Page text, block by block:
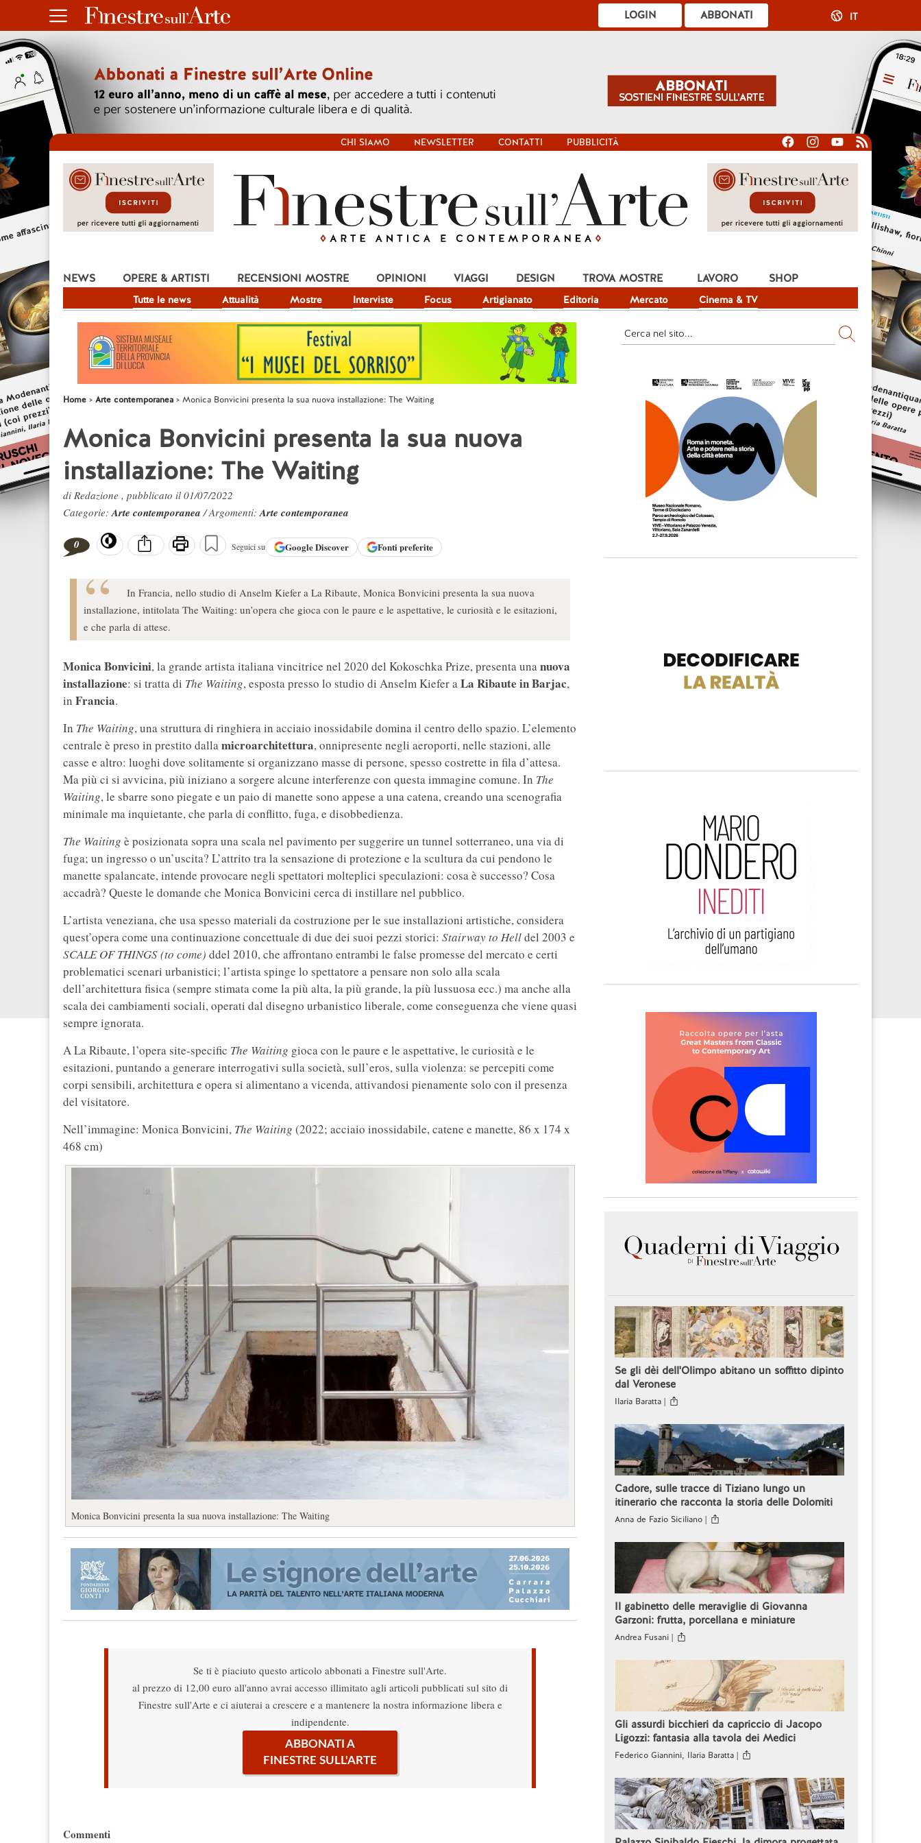
ABBONATI
LOGIN IT
CHI SIAMO NEWSLETTER CONTATTI PUBBLICITÀ
NEWS
Tutte le news Attualità Mostre Interviste Focus Artigianato Editoria Mercato Cinema & TV
OPERE & ARTISTI RECENSIONI MOSTRE OPINIONI VIAGGI DESIGN TROVA MOSTRE LAVORO SHOP
Home Arte contemporanea Monica Bonvicini presenta la sua nuova installazione: The Waiting
Monica Bonvicini presenta la sua nuova
installazione: The Waiting
di Redazione , pubblicato il 01/07/2022
Categorie:Arte contemporanea/ Argomenti:Arte contemporanea
0 Seguici su GoogleDiscover Fonti preferite
In Francia, nello studio di Anselm Kiefer a La Ribaute, Monica Bonvicini presenta la sua nuova
installazione, intitolata The Waiting: un’opera che gioca con le paure e le aspettative, le curiosità e le esitazioni,
e che parla di attese.
Monica Bonvicini, la grande artista italiana vincitrice nel 2020 del Kokoschka Prize, presenta unanuova
installazione: si tratta di The Waiting, esposta presso lo studio di Anselm Kiefer aLa Ribaute in Barjac,
in Francia.
In The Waiting, una struttura di ringhiera in acciaio inossidabile domina il centro dello spazio. L’elemento
centrale è preso in prestito dallamicroarchitettura, onnipresente negli aeroporti, nelle stazioni, alle
casse e altro: luoghi dove solitamente si organizzano masse di persone, spesso costrette in fila d’attesa.
Ma più ci si avvicina, più iniziano a sorgere alcune interferenze con questa immagine comune. In The
Waiting, le sbarre sono piegate e un paio di manette sono appese a una catena, creando una scenografia
minimale ma inquietante, che parla di conflitto, fuga, e disobbedienza.
The Waiting è posizionata sopra una scala nel pavimento per suggerire un tunnel sotterraneo, una via di
fuga; un ingresso o un’uscita? L’attrito tra la sensazione di protezione e la scultura da cui pendono le
manette spalancate, intende provocare negli spettatori molteplici speculazioni: cosa è successo? Cosa
accadrà? Queste le domande che Monica Bonvicini cerca di instillare nel pubblico.
L’artista veneziana, che usa spesso materiali da costruzione per le sue installazioni artistiche, considera
quest’opera come una continuazione concettuale di due dei suoi pezzi storici: Stairway to Helldel 2003 e
SCALE OF THINGS (to come) ddel 2010, che affrontano entrambi le false promesse del mercato e certi
problematici scenari urbanistici; l’artista spinge lo spettatore a pensare non solo alla scala
dell’architettura fisica (sempre stimata come la più alta, la più grande, la più lussuosa ecc.) ma anche alla
scala dei cambiamenti sociali, operati dal disegno urbanistico liberale, come conseguenza che viene quasi
sempre ignorata.
A La Ribaute, l’opera site-specific The Waiting gioca con le paure e le aspettative, le curiosità e le
esitazioni, puntando a generare interrogativi sulla società, sull’eros, sulla violenza: se percepiti come
corpi sensibili, architettura e opera si alimentano a vicenda, attivandosi pienamente solo con il presenza
del visitatore.
Nell’immagine: Monica Bonvicini, The Waiting (2022; acciaio inossidabile, catene e manette, 86 x 174 x
468 cm)
Monica Bonvicini presenta la sua nuova installazione: The Waiting
Se ti è piaciuto questo articolo abbonati a Finestre sull'Arte.
al prezzo di 12,00 euro all'anno avrai accesso illimitato agli articoli pubblicati sul sito di
Finestre sull'Arte e ci aiuterai a crescere e a mantenere la nostra informazione libera e
indipendente.
ABBONATI A
FINESTRE SULL'ARTE
Commenti
Se gli dèi dell'Olimpo abitano un soffitto dipinto
dal Veronese
Ilaria Baratta |
Cadore, sulle tracce di Tiziano lungo un
itinerario che racconta la storia delle Dolomiti
Anna de Fazio Siciliano |
Il gabinetto delle meraviglie di Giovanna
Garzoni: frutta, porcellana e miniature
Andrea Fusani |
Gli assurdi bicchieri da capriccio di Jacopo
Ligozzi: fantasia alla tavola dei Medici
Federico Giannini, Ilaria Baratta |